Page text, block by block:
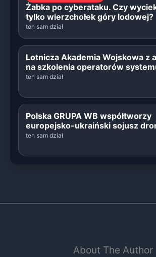
Żabka po cyberataku. Czy
tylko wierzchołek góry lodowej?
ten sam dział
Lotnicza Akademia Wojskowa z
na szkolenia operatorów
ten sam dział
Polska GRUPA WB współtworzy
europejsko-ukraiński sojusz
ten sam dział
About The Author